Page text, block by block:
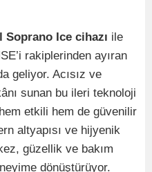
Ice cihazı ile
rakiplerinden ayıran
geliyor. Acısız ve
sunan bu ileri teknoloji
etkili hem de güvenilir
altyapısı ve hijyenik
güzellik ve bakım
dönüştürüyor.